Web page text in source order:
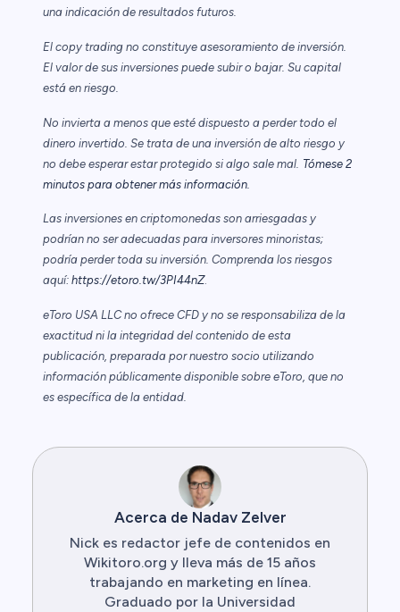
una indicación de resultados futuros.
El copy trading no constituye asesoramiento de inversión.
El valor de sus inversiones puede subir o bajar. Su capital
está en riesgo.
No invierta a menos que esté dispuesto a perder todo el
dinero invertido. Se trata de una inversión de alto riesgo y
no debe esperar estar protegido si algo sale mal. Tómese 2
minutos para obtener más información.
Las inversiones en criptomonedas son arriesgadas y
podrían no ser adecuadas para inversores minoristas;
podría perder toda su inversión. Comprenda los riesgos
aquí: https://etoro.tw/3PI44nZ.
eToro USA LLC no ofrece CFD y no se responsabiliza de la
exactitud ni la integridad del contenido de esta
publicación, preparada por nuestro socio utilizando
información públicamente disponible sobre eToro, que no
es específica de la entidad.
Acerca de Nadav Zelver
Nick es redactor jefe de contenidos en
Wikitoro.org y lleva más de 15 años
trabajando en marketing en línea.
Graduado por la Universidad